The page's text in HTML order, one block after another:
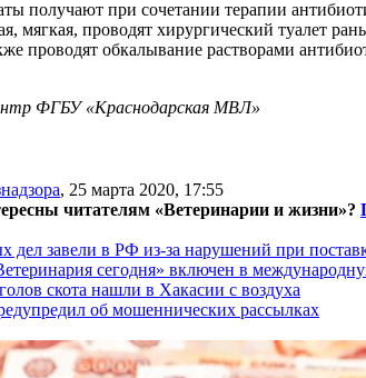
получают при сочетании терапии
мягкая, проводят хирургический туалет
проводят обкалывание растворами
ФГБУ «Краснодарская МВЛ»
, 25 марта 2020, 17:55
читателям «Ветеринарии и жизни»?
дел завели в РФ из-за нарушений при
сегодня» включен в
скота нашли в Хакасии с воздуха
об мошеннических рассылках